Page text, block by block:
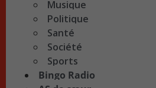
Musique
Politique
Santé
Société
Sports
Bingo Radio